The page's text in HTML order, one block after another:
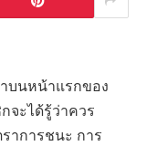
บนหน้าแรกของ
จะได้รู้ว่าควร
าการชนะ การ